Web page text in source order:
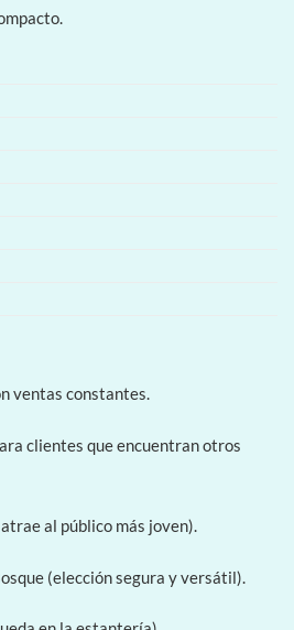
ventas constantes.
clientes que encuentran otros
al público más joven).
(elección segura y versátil).